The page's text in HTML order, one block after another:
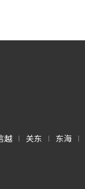
越 | 关东 | 东海 |